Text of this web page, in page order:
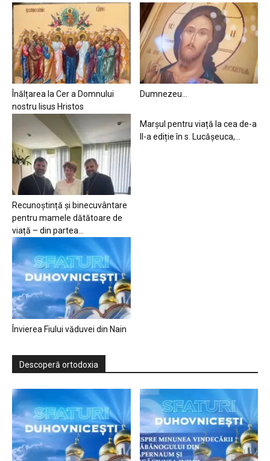
Înălțarea la Cer a Domnului
nostru Iisus Hristos
Dumnezeu…
Recunoștință și binecuvântare
pentru mamele dătătoare de
viață – din partea...
Marșul pentru viață la cea de-a
II-a ediție în s. Lucășeuca,...
Învierea Fiului văduvei din Nain
Descoperă ortodoxia